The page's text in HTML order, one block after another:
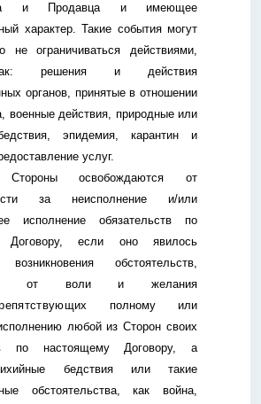
и Продавца и имеющее
характер. Такие события могут
не ограничиваться действиями,
решения и действия
органов, принятые в отношении
военные действия, природные или
эпидемия, карантин и
услуг.
освобождаются от
за неисполнение и/или
исполнение обязательств по
Договору, если оно явилось
обстоятельств,
от воли и желания
полному или
любой из Сторон своих
по настоящему Договору, а
бедствия или такие
обстоятельства, как война,